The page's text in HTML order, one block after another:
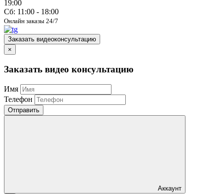
19:00
Сб: 11:00 - 18:00
Онлайн заказы 24/7
Заказать видеоконсультацию
×
Заказать видео консультацию
Имя
Телефон
Отправить
Аккаунт